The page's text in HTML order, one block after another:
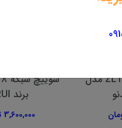
سوییچ شبکه 8 پورت POE
مودم
5,400,000 تومان